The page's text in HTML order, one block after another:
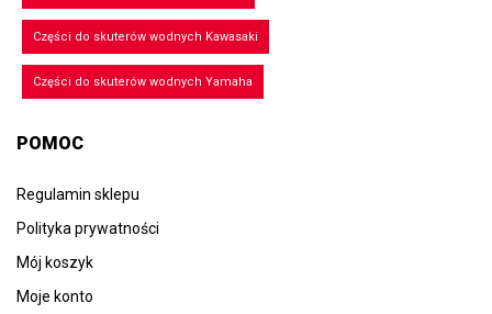
Części do skuterów wodnych Kawasaki
Części do skuterów wodnych Yamaha
POMOC
Regulamin sklepu
Polityka prywatności
Mój koszyk
Moje konto